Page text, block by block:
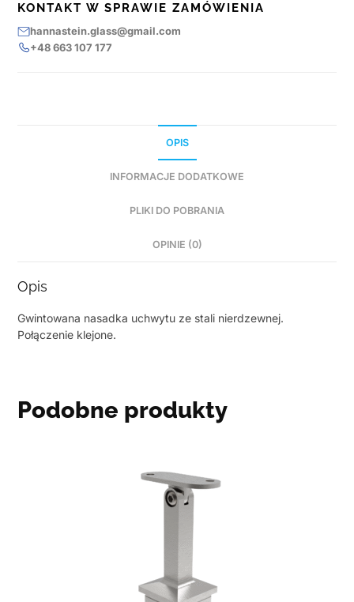
KONTAKT W SPRAWIE ZAMÓWIENIA
hannastein.glass@gmail.com
+48 663 107 177
OPIS
INFORMACJE DODATKOWE
PLIKI DO POBRANIA
OPINIE (0)
Opis
Gwintowana nasadka uchwytu ze stali nierdzewnej.
Połączenie klejone.
Podobne produkty